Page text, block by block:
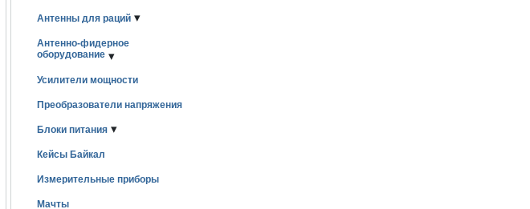
Антенны для раций ▾
Антенно-фидерное
оборудование ▾
Усилители мощности
Преобразователи напряжения
Блоки питания ▾
Кейсы Байкал
Измерительные приборы
Мачты